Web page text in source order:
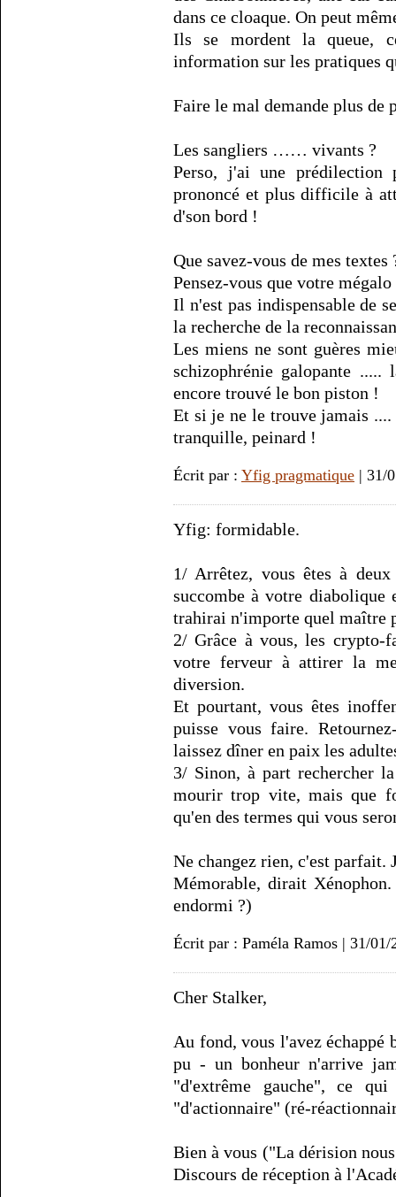
dans ce cloaque. On peut
Ils se mordent la queue,
information sur les pratiques
Faire le mal demande plus de
Les sangliers …… vivants ?
Perso, j'ai une prédilection
prononcé et plus difficile à
d'son bord !
Que savez-vous de mes textes
Pensez-vous que votre
Il n'est pas indispensable de
la recherche de la
Les miens ne sont guères
schizophrénie galopante
encore trouvé le bon piston !
Et si je ne le trouve jamais
tranquille, peinard !
Écrit par : Yfig pragmatique | 31/
Yfig: formidable.
1/ Arrêtez, vous êtes à
succombe à votre
trahirai n'importe quel maître
2/ Grâce à vous, les crypto-
votre ferveur à attirer la
diversion.
Et pourtant, vous êtes
puisse vous faire.
laissez dîner en paix les
3/ Sinon, à part rechercher
mourir trop vite, mais que
qu'en des termes qui vous
Ne changez rien, c'est parfait.
Mémorable, dirait
endormi ?)
Écrit par : Paméla Ramos | 31/01/
Cher Stalker,
Au fond, vous l'avez échappé
pu - un bonheur n'arrive
"d'extrême gauche", ce
"d'actionnaire" (ré-
Bien à vous ("La dérision
Discours de réception à